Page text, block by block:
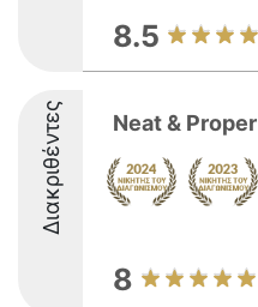
8.5
Διακριθέντες Neat & Proper
8